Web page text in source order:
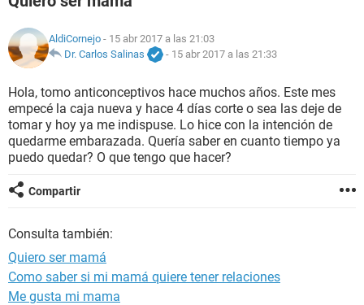
FAMILIA
NUTRICIÓN
BIENESTAR
SEXUALIDAD
GLOSARIO
AldiCornejo - 15 abr 2017 a las 21:03
Dr. Carlos Salinas
- 15 abr 2017 a las 21:33
Hola, tomo anticonceptivos hace muchos años. Este mes
empecé la caja nueva y hace 4 días corte o sea las deje de
tomar y hoy ya me indispuse. Lo hice con la intención de
quedarme embarazada. Quería saber en cuanto tiempo ya
puedo quedar? O que tengo que hacer?
Compartir
Consulta también:
Quiero ser mamá
Como saber si mi mamá quiere tener relaciones
Me gusta mi mama